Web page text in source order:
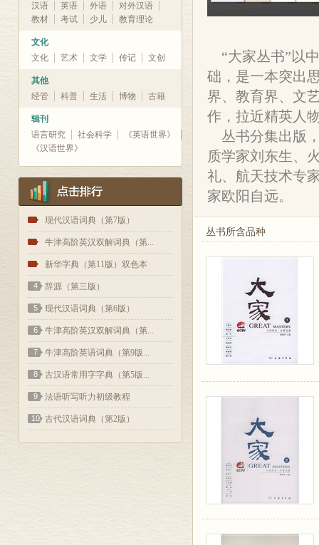
汉语
英语 外语
对外汉语
教材
考试 少儿 教育理论
文化
文化
艺术 文学 传记 文创
其他
经管
科普 生活 博物 古籍
辑刊
语言研究
社会科学
《英语世界》
《汉语世界》
1 现代汉语词典（第7版）
2 牛津高阶英汉双解词典（第...
3 新华字典（第11版）双色本
4 辞源（第三版）
5 现代汉语词典（第6版）
6 牛津高阶英汉双解词典（第...
7 牛津高阶英语词典（第9版...
8 古汉语常用字字典（第5版...
9 法语听写听力初级教程
10 古代汉语词典（第2版）
“大家丛书”以
础，是一本突出
界、教育界、文
作，拉近精英人
丛书分集出版
质学家刘东生、
礼、航天技术专
家欧阳自远。
丛书所含品种